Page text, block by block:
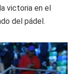
victoria en el
del pádel.